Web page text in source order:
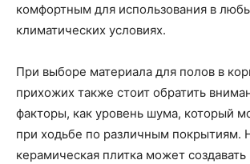
комфортным для использования в
климатических условиях.
При выборе материала для полов в
прихожих также стоит обратить
факторы, как уровень шума, который
при ходьбе по различным покрытиям.
керамическая плитка может создавать